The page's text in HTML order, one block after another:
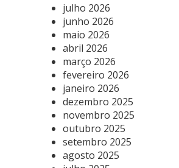
julho 2026
junho 2026
maio 2026
abril 2026
março 2026
fevereiro 2026
janeiro 2026
dezembro 2025
novembro 2025
outubro 2025
setembro 2025
agosto 2025